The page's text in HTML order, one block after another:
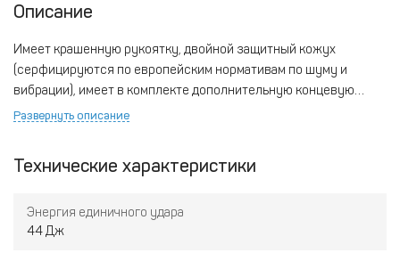
Описание
Имеет крашенную рукоятку, двойной защитный кожух
(серфицируются по европейским нормативам по шуму и
вибрации), имеет в комплекте дополнительную концевую
пружину.
Развернуть описание
Технические характеристики
Энергия единичного удара
44 Дж